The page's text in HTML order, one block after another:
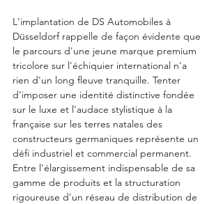
L'implantation de DS Automobiles à
Düsseldorf rappelle de façon évidente que
le parcours d'une jeune marque premium
tricolore sur l'échiquier international n'a
rien d'un long fleuve tranquille. Tenter
d’imposer une identité distinctive fondée
sur le luxe et l'audace stylistique à la
française sur les terres natales des
constructeurs germaniques représente un
défi industriel et commercial permanent.
Entre l'élargissement indispensable de sa
gamme de produits et la structuration
rigoureuse d'un réseau de distribution de